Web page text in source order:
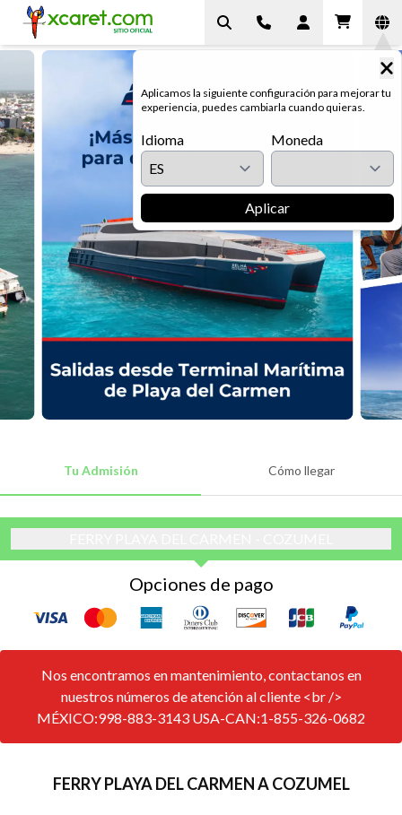
Aplicamos la siguiente configuración para mejorar tu
experiencia, puedes cambiarla cuando quieras.
Idioma Moneda
Aplicar
Tu Admisión Cómo llegar
Opciones de pago
Nos encontramos en mantenimiento, contactanos en
nuestros números de atención al cliente <br />
MÉXICO:998-883-3143 USA-CAN:1-855-326-0682
FERRY PLAYA DEL CARMEN A COZUMEL